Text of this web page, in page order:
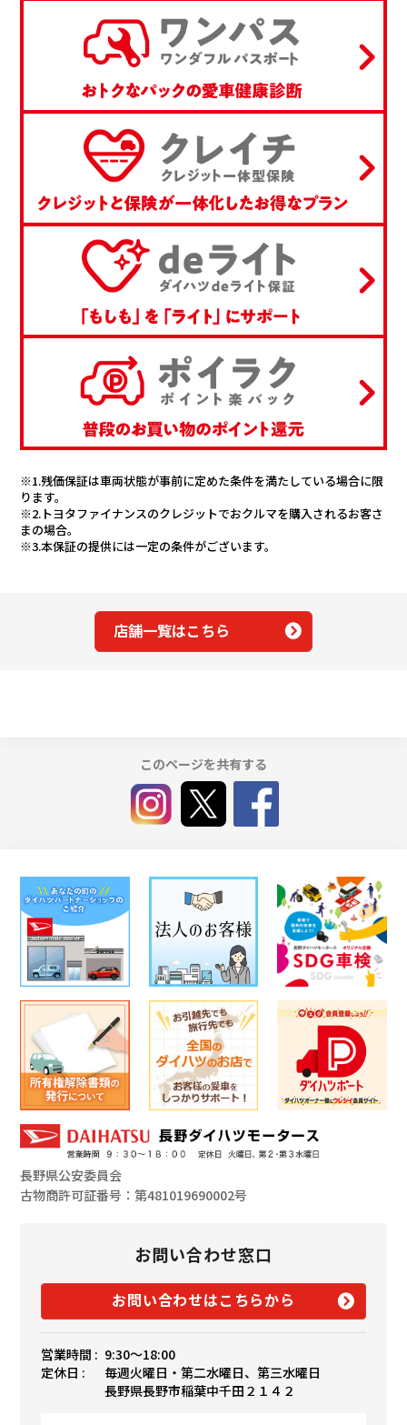
※1.残価保証は車両状態が事前に定めた条件を満たしている場合に限
ります。
※2.トヨタファイナンスのクレジットでおクルマを購入されるお客さ
まの場合。
※3.本保証の提供には一定の条件がございます。
店舗一覧はこちら
このページを共有する
長野県公安委員会
古物商許可証番号：第481019690002号
お問い合わせ窓口
お問い合わせはこちらから
営業時間 : 9:30〜18:00
定休日 :
毎週火曜日・第二水曜日、第三水曜日
長野県長野市稲葉中千田２１４２